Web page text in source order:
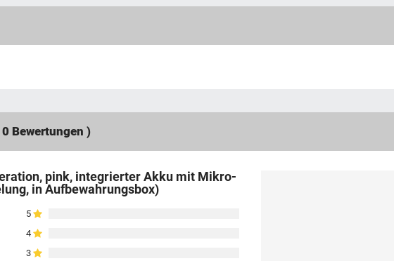
0 Bewertungen )
pink, integrierter Akku mit Mikro-
in Aufbewahrungsbox)
5
4
3